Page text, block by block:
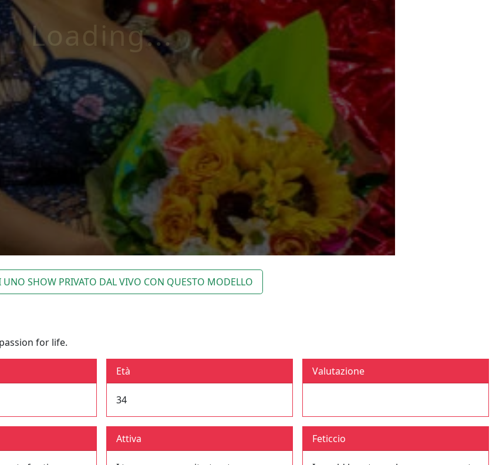
UNO SHOW PRIVATO DAL VIVO CON QUESTO MODELLO
for life.
Età
34
Valutazione
Attiva Feticcio